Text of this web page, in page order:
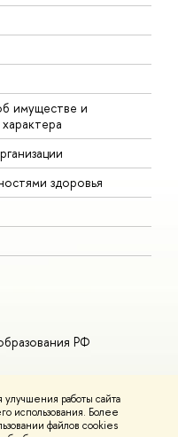
работы сайта
использования. Более
файлов cookies
имуществе и
здоровья
РФ